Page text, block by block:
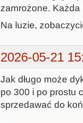
zamrożone. Każda
Na luzie,
2026-05-21
Jak długo może
po 300 i po prostu
sprzedawać do